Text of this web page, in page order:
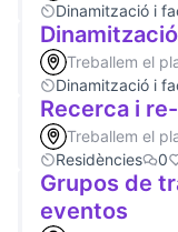
Dinamització i
Treballem el
Dinamització i
Recerca i
Treballem el
Residències
0
Grupos de
eventos